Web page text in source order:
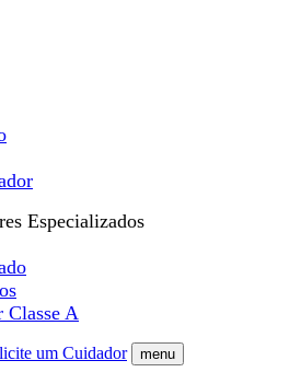
Especializados
Classe A
um Cuidador menu